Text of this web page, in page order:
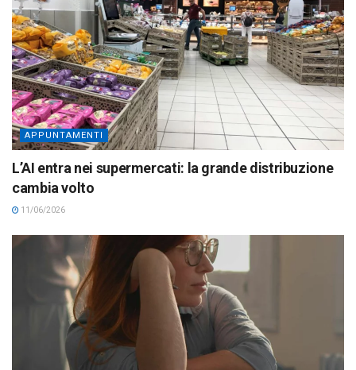
APPUNTAMENTI
L’AI entra nei supermercati: la grande distribuzione
cambia volto
11/06/2026